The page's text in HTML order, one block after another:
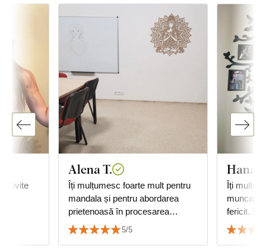
Alena T.
Îți mulțumesc foarte mult pentru
mandala și pentru abordarea
prietenoasă în procesarea
comenzii. Mandala ne decorează
sala multifuncțională, unde
5/5
Hana
Îți
munca
fericit.
data